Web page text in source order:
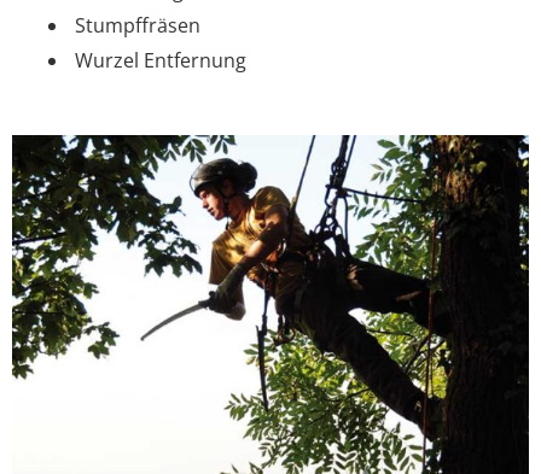
Stumpffräsen
Wurzel Entfernung